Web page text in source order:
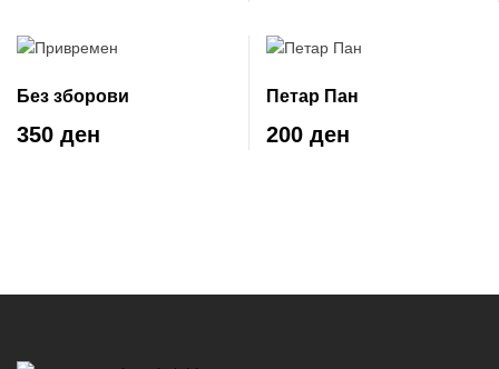
Без зборови
350 ден
Петар Пан
200 ден